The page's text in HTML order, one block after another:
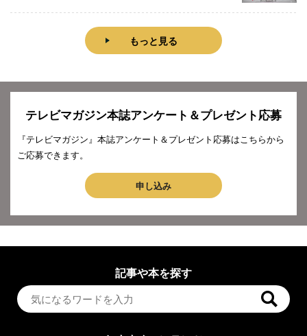
もっと見る
テレビマガジン本誌アンケート＆プレゼント応募
『テレビマガジン』本誌アンケート＆プレゼント応募はこちらから
ご応募できます。
申し込み
記事や本を探す